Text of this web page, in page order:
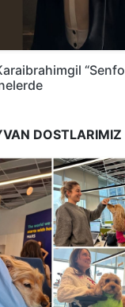
DOSTLARIMIZ